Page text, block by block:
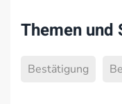
Themen
Bestätigung